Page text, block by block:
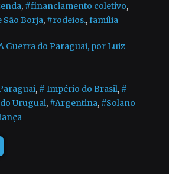
, #financiamento coletivo,
São Borja, #rodeios.,família
Guerra do Paraguai, por Luiz
, # Império do Brasil, #
Uruguai, #Argentina, #Solano